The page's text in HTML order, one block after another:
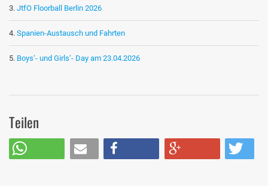
JtfO Floorball Berlin 2026
Spanien-Austausch und Fahrten
Boys‘- und Girls‘- Day am 23.04.2026
Teilen